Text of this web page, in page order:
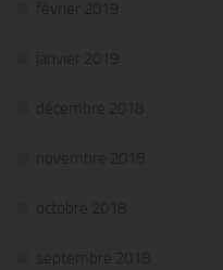
février 2019
janvier 2019
décembre 2018
novembre 2018
octobre 2018
septembre 2018